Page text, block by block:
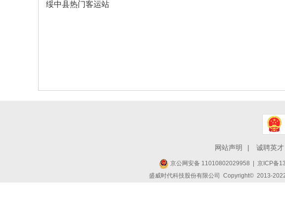
绥中县热门客运站
网站声明 | 诚聘英才
京公网安备 11010802029958 京ICP备
盛威时代科技股份有限公司 Copyright© 2013-